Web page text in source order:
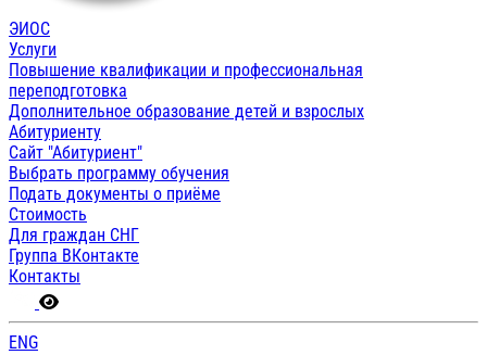
ЭИОС
Услуги
Повышение квалификации и профессиональная
переподготовка
Дополнительное образование детей и взрослых
Абитуриенту
Сайт "Абитуриент"
Выбрать программу обучения
Подать документы о приёме
Стоимость
Для граждан СНГ
Группа ВКонтакте
Контакты
ENG